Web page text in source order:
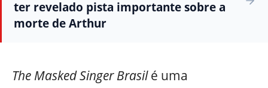
ter revelado pista importante sobre a
morte de Arthur
The Masked Singer Brasilé uma